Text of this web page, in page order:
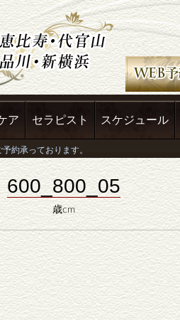
ア セラピスト スケジュール
600_800_05
歳cm